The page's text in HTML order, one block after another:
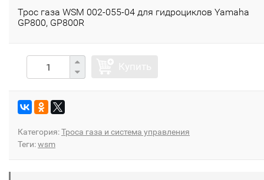
Трос газа WSM 002-055-04 для гидроциклов Yamaha
GP800, GP800R
Категория:Троса газа и система управления
Теги:wsm